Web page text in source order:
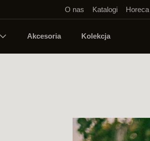
O nas Katalogi Horeca
Akcesoria Kolekcja